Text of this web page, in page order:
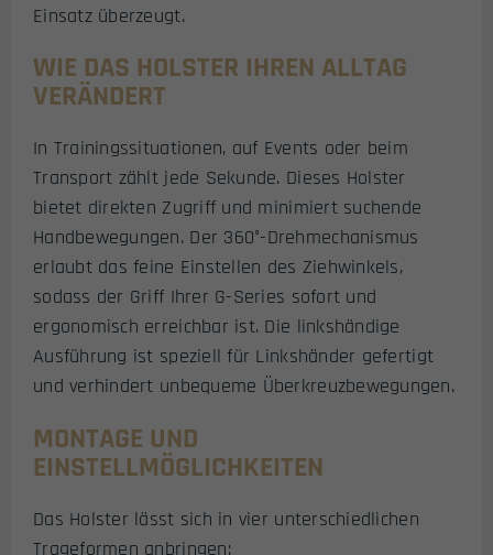
Einsatz überzeugt.
WIE DAS HOLSTER IHREN ALLTAG
VERÄNDERT
In Trainingssituationen, auf Events oder beim
Transport zählt jede Sekunde. Dieses Holster
bietet direkten Zugriff und minimiert suchende
Handbewegungen. Der 360°-Drehmechanismus
erlaubt das feine Einstellen des Ziehwinkels,
sodass der Griff Ihrer G-Series sofort und
ergonomisch erreichbar ist. Die linkshändige
Ausführung ist speziell für Linkshänder gefertigt
und verhindert unbequeme Überkreuzbewegungen.
MONTAGE UND
EINSTELLMÖGLICHKEITEN
Das Holster lässt sich in vier unterschiedlichen
Trageformen anbringen: